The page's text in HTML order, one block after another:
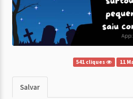
541 cliques 11
Salvar